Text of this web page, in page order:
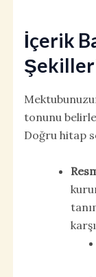
İçerik
tonunu
Doğru hitap